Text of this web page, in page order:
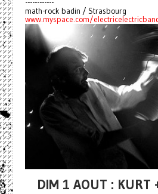
------------
math-rock badin / Strasbourg
www.myspace.com/
DIM 1 AOUT : KURT